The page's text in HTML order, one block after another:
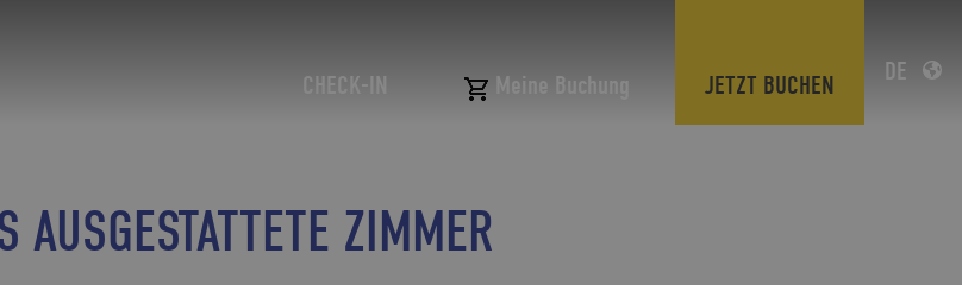
CHECK-IN Meine Buchung JETZT BUCHEN DE
AUSGESTATTETE ZIMMER